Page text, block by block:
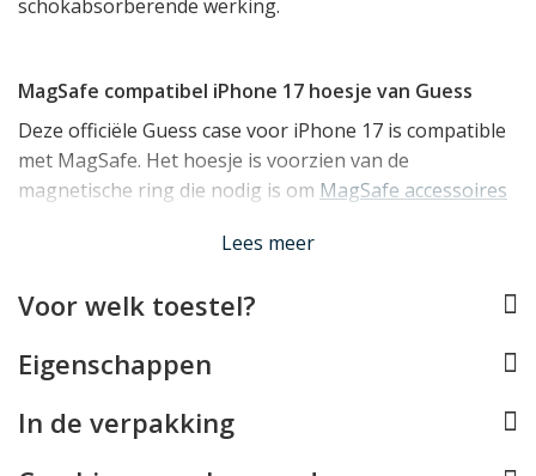
schokabsorberende werking.
MagSafe compatibel iPhone 17 hoesje van Guess
Deze officiële Guess case voor iPhone 17 is compatible
met MagSafe. Het hoesje is voorzien van de
magnetische ring die nodig is om MagSafe accessoires
Het iPhone 17 hoesje van Guess is mooi slank en licht
doeltreffend dankzij de basis van TPU. Dit is een
Lees meer
Voor welk toestel?
Eigenschappen
In de verpakking